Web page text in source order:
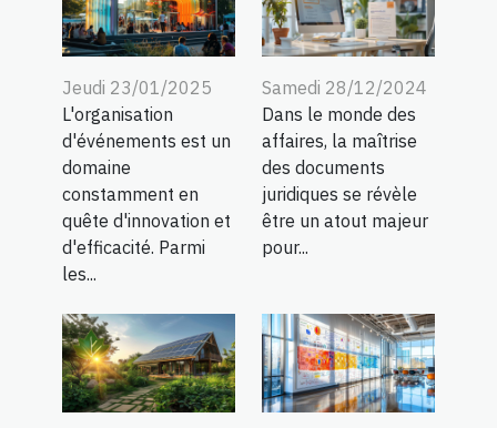
Jeudi 23/01/2025
L'organisation
d'événements est un
domaine
constamment en
quête d'innovation et
d'efficacité. Parmi
les...
Samedi 28/12/2024
Dans le monde des
affaires, la maîtrise
des documents
juridiques se révèle
être un atout majeur
pour...